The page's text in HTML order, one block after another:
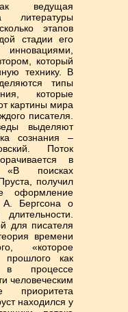
ведущая
литературы
этапов
стадии его
который
технику. В
типы
которые
картины мира
писателя.
выделяют
сознания –
Поток
в
«В поисках
получил
оформление
А. Бергсона о
для писателя
времени
«которое
как
в процессе
человеческим
приоритета
находился у